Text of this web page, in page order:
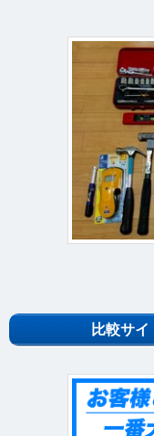
比較サ